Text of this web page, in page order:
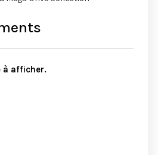
à afficher.